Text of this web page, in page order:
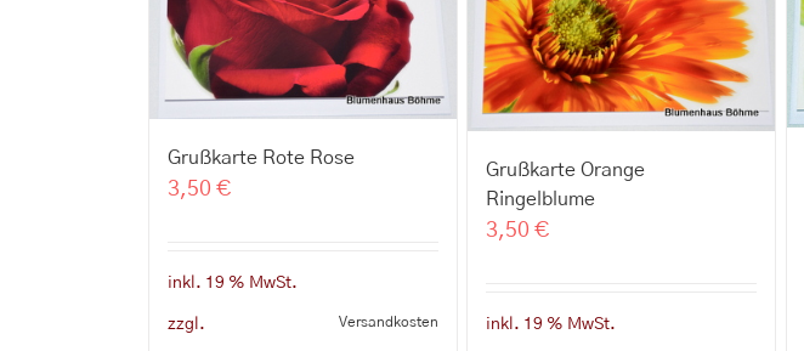
Grußkarte Rote Rose
3,50 €
inkl. 19 % MwSt.
zzgl. Versandkosten
Grußkarte Orange
Ringelblume
3,50€
inkl. 19 % MwSt.